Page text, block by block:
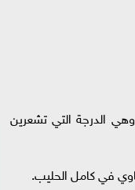
على نار هادئة جداً حتى يصبح دافئاً فقط (عند درجة حرارة 39°م، وهي الدرجة التي تشعرين
في كامل الحليب.